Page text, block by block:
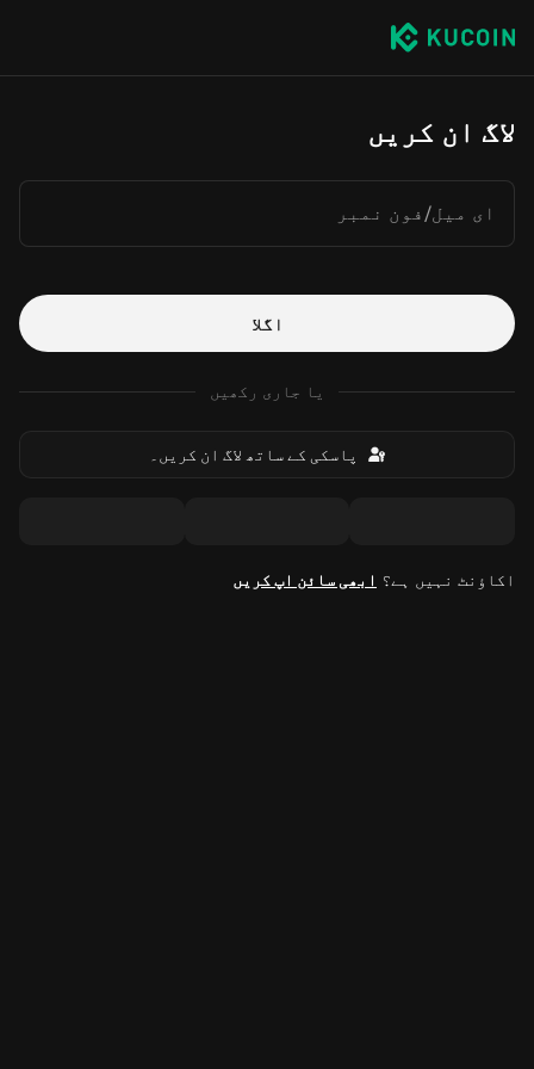
لاگ ان کریں
ای میل/فون نمبر
اگلا
یا جاری رکھیں
پاسکی کے ساتھ لاگ ان کریں۔
اکاؤنٹ نہیں ہے؟ ابھی سائن اپ کریں